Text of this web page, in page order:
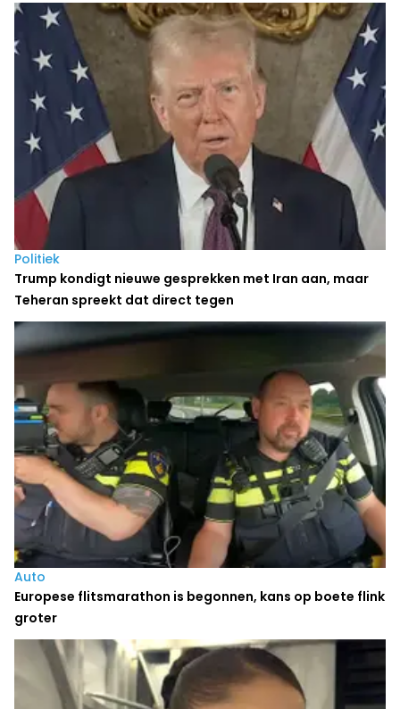
Politiek
Trump kondigt nieuwe gesprekken met Iran aan, maar
Teheran spreekt dat direct tegen
Auto
Europese flitsmarathon is begonnen, kans op boete flink
groter